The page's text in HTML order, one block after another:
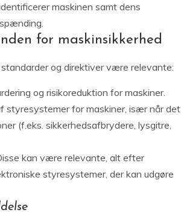
maskinen samt dens
for maskinsikkerhed
og direktiver være relevante:
og risikoreduktion for maskiner.
styresystemer for maskiner, især når det
(f.eks. sikkerhedsafbrydere, lysgitre,
kan være relevante, alt efter
styresystemer, der kan udgøre